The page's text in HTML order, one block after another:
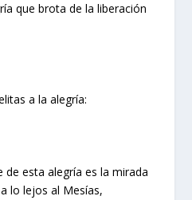
que brota de la liberación
a la alegría:
esta alegría es la mirada
lo lejos al Mesías,